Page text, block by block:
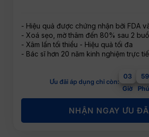
- Hiệu quả được chứng nhận bởi FDA
- Xoá sẹo, mờ thâm đến 80% sau 2
- Xâm lấn tối thiểu - Hiệu quả tối đa
- Bác sĩ hơn 20 năm kinh nghiệm trực
Ưu đãi áp dụng chỉ còn:
03
Giờ
59
NHẬN NGAY ƯU